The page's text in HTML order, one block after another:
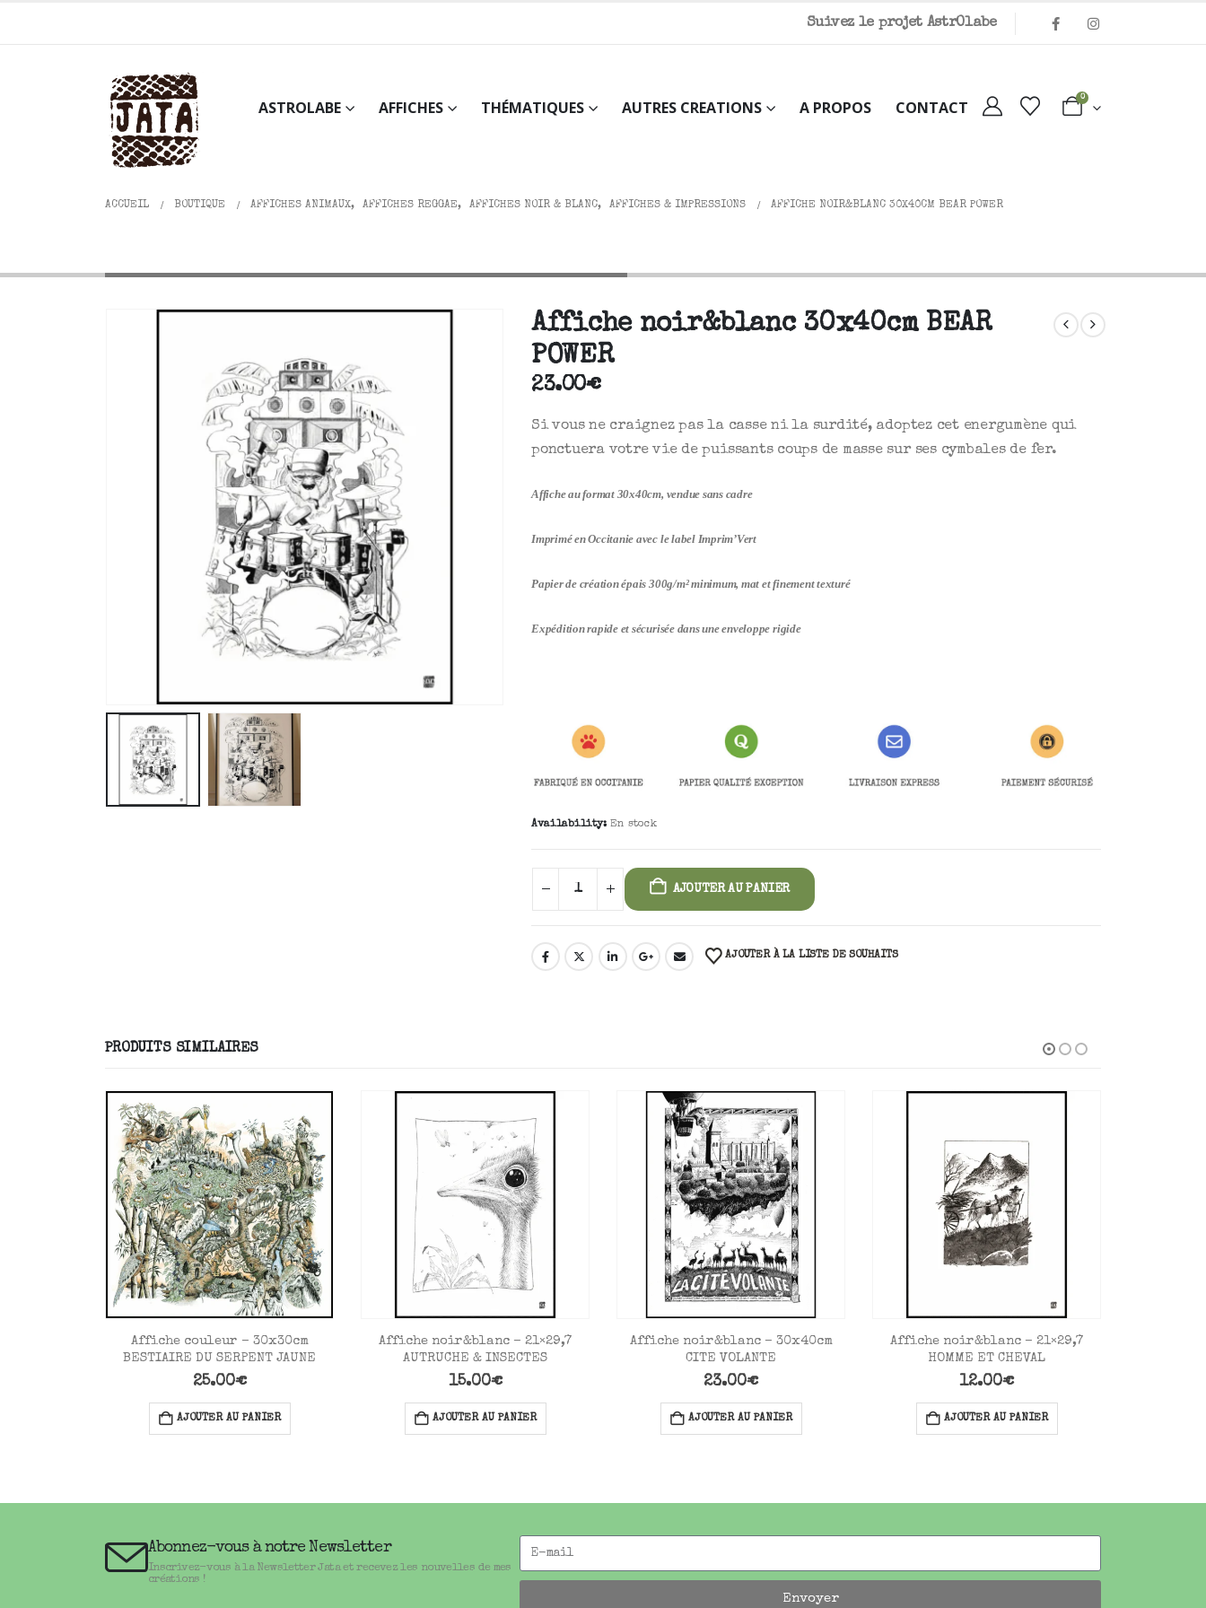
Suivez le projet AstrOlabe
ASTROLABE AFFICHES THÉMATIQUES AUTRES CREATIONS A PROPOS CONTACT
0
ACCUEIL BOUTIQUE AFFICHES ANIMAUX, AFFICHES REGGAE, AFFICHES NOIR & BLANC, AFFICHES & IMPRESSIONS AFFICHE NOIR&BLANC 30X40CM BEAR POWER
Affiche noir&blanc 30x40cm BEAR
POWER
23.00€
Si vous ne craignez pas la casse ni la surdité, adoptez cet energumène qui
ponctuera votre vie de puissants coups de masse sur ses cymbales de fer.
Affiche au format 30x40cm, vendue sans cadre
Imprimé en Occitanie avec le label Imprim’Vert
Papier de création épais 300g/m² minimum, mat et finement texturé
Expédition rapide et sécurisée dans une enveloppe rigide
Availability: En stock
AJOUTER AU PANIER
AJOUTER À LA LISTE DE SOUHAITS
PRODUITS SIMILAIRES
Affiche couleur – 30x30cm
BESTIAIRE DU SERPENT JAUNE
25.00€
AJOUTER AU PANIER
Affiche noir&blanc – 21×29,7
AUTRUCHE & INSECTES
15.00€
AJOUTER AU PANIER
Affiche noir&blanc – 30x40cm
CITE VOLANTE
23.00€
AJOUTER AU PANIER
Affiche noir&blanc – 21×29,7
HOMME ET CHEVAL
12.00€
AJOUTER AU PANIER
Abonnez-vous à notre Newsletter
Inscrivez-vous à la Newsletter Jata et recevez les nouvelles de mes
créations !
Envoyer